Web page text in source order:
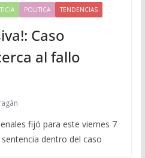
POLITICA TENDENCIAS
Caso
al fallo
fijó para este viernes 7
dentro del caso